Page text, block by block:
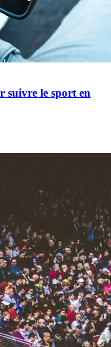
suivre le sport en